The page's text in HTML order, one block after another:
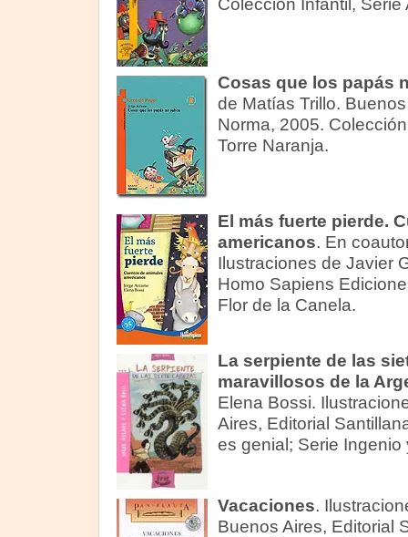
Colección Infantil, Serie
Cosas que los papás
de Matías Trillo.
Norma, 2005.
Torre Naranja.
El más fuerte pierde.
americanos. En
Ilustraciones de Javier
Homo Sapiens
Flor de la Canela.
La serpiente de las
maravillosos de la
Elena Bossi.
Aires, Editorial
es genial; Serie Ingenio
Vacaciones.
Buenos Aires, Editorial